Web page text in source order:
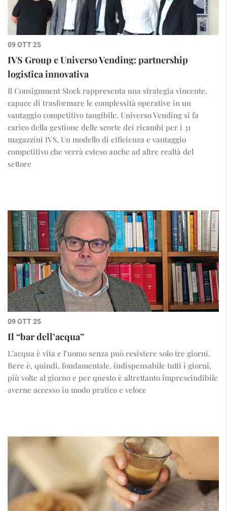
09 OTT 25
IVS Group e Universo Vending: partnership
logistica innovativa
Il Consignment Stock rappresenta una strategia vincente,
capace di trasformare le complessità operative in un
vantaggio competitivo tangibile. Universo Vending si fa
carico della gestione delle scorte dei ricambi per i 31
magazzini IVS. Un modello di efficienza e vantaggio
competitivo che verrà esteso anche ad altre realtà del
settore
09 OTT 25
Il “bar dell’acqua”
L’acqua è vita e l’uomo senza può resistere solo tre giorni.
Bere è, quindi, fondamentale, indispensabile tutti i giorni,
più volte al giorno e per questo è altrettanto imprescindibile
averne accesso in modo pratico e veloce